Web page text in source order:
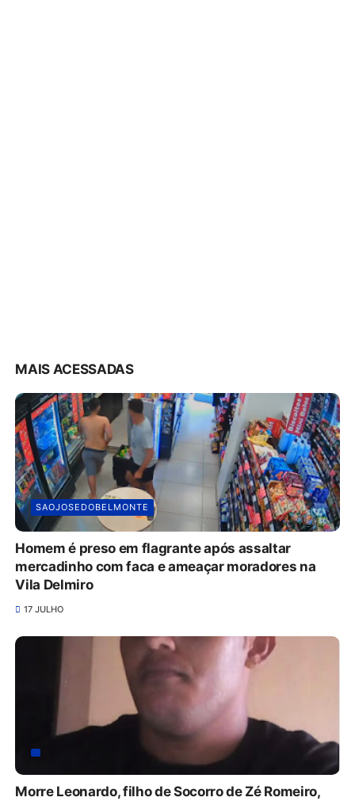
MAIS ACESSADAS
SAOJOSEDOBELMONTE
Homem é preso em flagrante após assaltar
mercadinho com faca e ameaçar moradores na
Vila Delmiro
17 JULHO
Morre Leonardo, filho de Socorro de Zé Romeiro,